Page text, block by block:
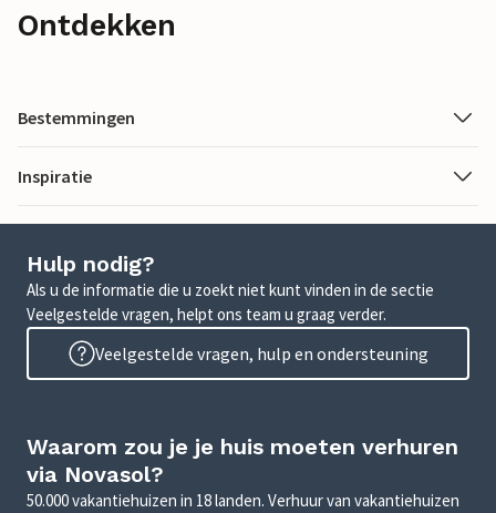
Ontdekken
Bestemmingen
Inspiratie
Hulp nodig?
Als u de informatie die u zoekt niet kunt vinden in de sectie
Veelgestelde vragen, helpt ons team u graag verder.
Veelgestelde vragen, hulp en ondersteuning
Waarom zou je je huis moeten verhuren
via Novasol?
50.000 vakantiehuizen in 18 landen. Verhuur van vakantiehuizen